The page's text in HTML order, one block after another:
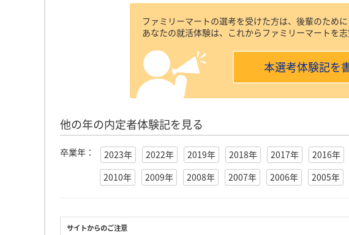
ファミリーマートの選考を受けた方は、後輩のため
あなたの就活体験は、これからファミリーマートを
本選考体験記を
他の年の内定者体験記を見る
卒業年： 2023年 2022年 2019年 2018年 2017年 2016年
2010年
2009年 2008年 2007年 2006年 2005年
サイトからのご注意